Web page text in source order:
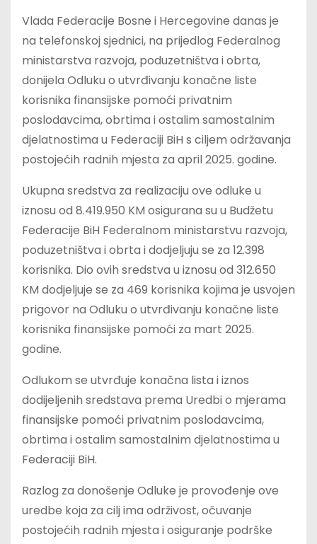
Vlada Federacije Bosne i Hercegovine danas je
na telefonskoj sjednici, na prijedlog Federalnog
ministarstva razvoja, poduzetništva i obrta,
donijela Odluku o utvrđivanju konačne liste
korisnika finansijske pomoći privatnim
poslodavcima, obrtima i ostalim samostalnim
djelatnostima u Federaciji BiH s ciljem održavanja
postojećih radnih mjesta za april 2025. godine.
Ukupna sredstva za realizaciju ove odluke u
iznosu od 8.419.950 KM osigurana su u Budžetu
Federacije BiH Federalnom ministarstvu razvoja,
poduzetništva i obrta i dodjeljuju se za 12.398
korisnika. Dio ovih sredstva u iznosu od 312.650
KM dodjeljuje se za 469 korisnika kojima je usvojen
prigovor na Odluku o utvrđivanju konačne liste
korisnika finansijske pomoći za mart 2025.
godine.
Odlukom se utvrđuje konačna lista i iznos
dodijeljenih sredstava prema Uredbi o mjerama
finansijske pomoći privatnim poslodavcima,
obrtima i ostalim samostalnim djelatnostima u
Federaciji BiH.
Razlog za donošenje Odluke je provođenje ove
uredbe koja za cilj ima održivost, očuvanje
postojećih radnih mjesta i osiguranje podrške